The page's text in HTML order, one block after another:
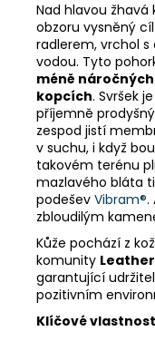
Nad hlavou žhavá
obzoru vysněný
radlerem, vrchol s
vodou. Tyto
méně
kopcích. Svršek
příjemně
zespod jistí
v suchu, i když
takovém terénu
mazlavého bláta
podešev Vibram®.
zbloudilým
Kůže pochází z
komunity
garantující
pozitivním
Klíčové